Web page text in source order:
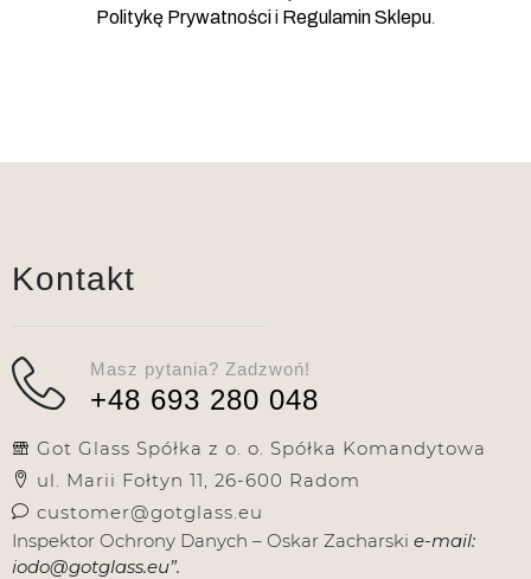
Politykę Prywatnościi Regulamin Sklepu
Kontakt
Masz pytania? Zadzwoń!
+48 693 280 048
Got Glass Spółka z o. o. Spółka Komandytowa
ul. Marii Fołtyn 11, 26-600 Radom
customer@gotglass.eu
Inspektor Ochrony Danych – Oskar Zacharski e-mail:
iodo@gotglass.eu”.